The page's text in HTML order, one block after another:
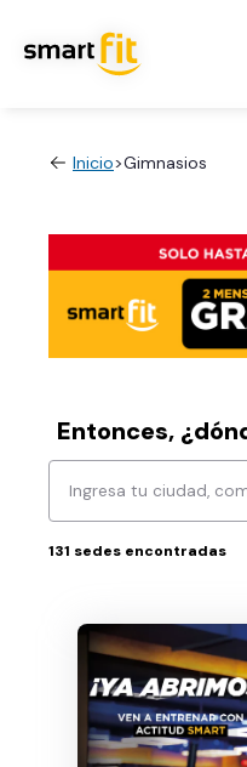
Inicio>Gimnasios
Entonces,
Ingresa tu ciudad,
131 sedes encontradas